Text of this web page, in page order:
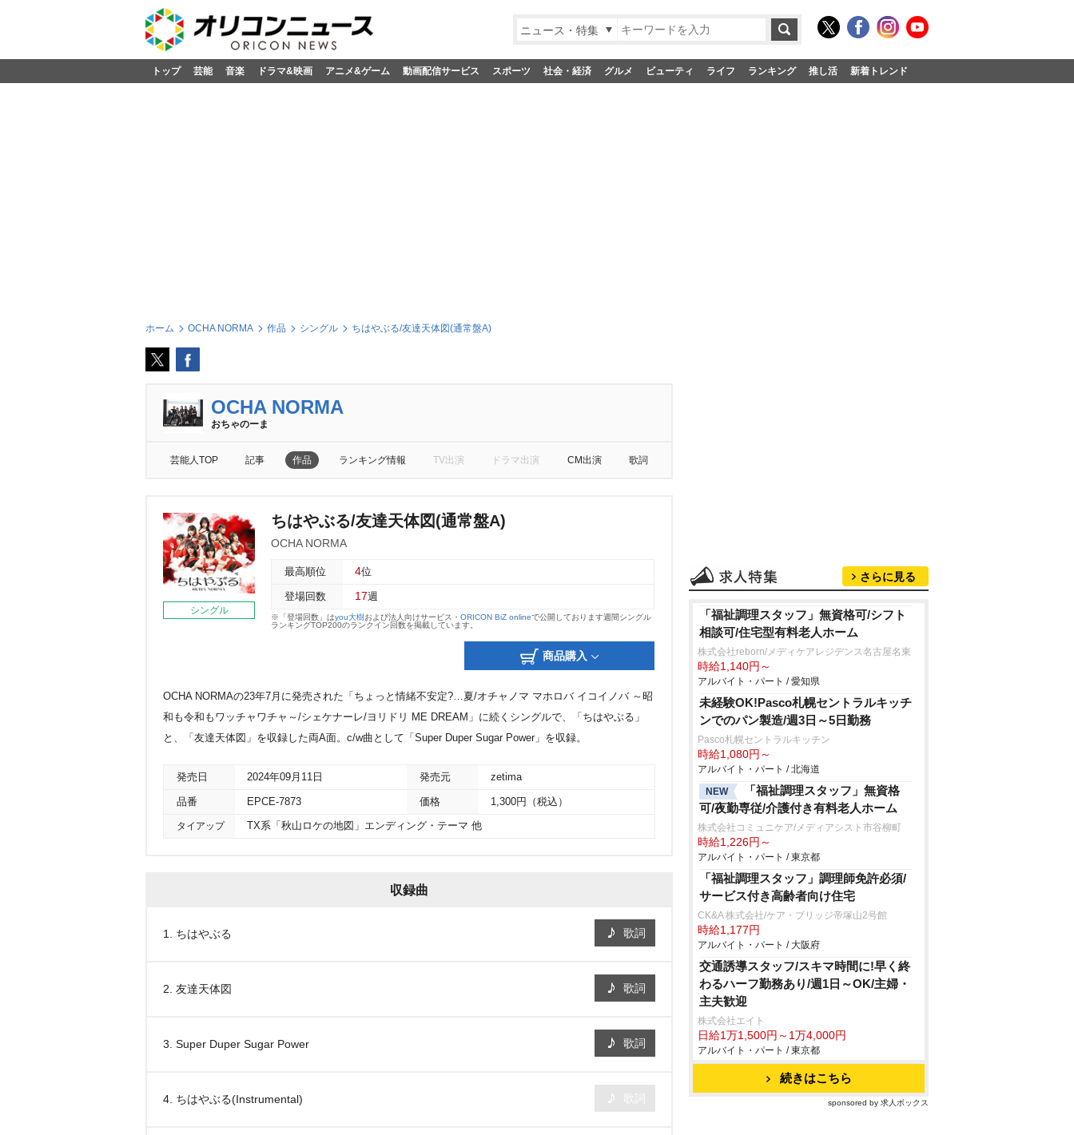
ニュース・特集
トップ 芸能 音楽 ドラマ&映画 アニメ&ゲーム 動画配信サービス スポーツ 社会・経済 グルメ ビューティ ライフ ランキング 推し活 新着トレンド
ホーム OCHA NORMA 作品 シングル ちはやぶる/友達天体図(通常盤A)
OCHA NORMA
おちゃのーま
芸能人TOP 記事 作品 ランキング情報 TV出演 ドラマ出演 CM出演 歌詞
シングル
ちはやぶる/友達天体図(通常盤A)
OCHA NORMA
最高順位 4位
登場回数 17週
※「登場回数」はyou大樹および法人向けサービス・ ORICON BiZ onlineで公開しております週間シングル
ランキングTOP200のランクイン回数を掲載しています。
商品購入
OCHA NORMAの23年7月に発売された「ちょっと情緒不安定?…夏/オチャノマ マホロバ イコイノバ ～昭
和も令和もワッチャワチャ～/シェケナーレ/ヨリドリ ME DREAM」に続くシングルで、「ちはやぶる」
と、「友達天体図」を収録した両A面。c/w曲として「Super Duper Sugar Power」を収録。
発売日 2024年09月11日 発売元 zetima
品番 EPCE-7873 価格 1,300円（税込）
タイアップ TX系「秋山ロケの地図」エンディング・テーマ 他
収録曲
1. ちはやぶる 歌詞
2. 友達天体図 歌詞
3. Super Duper Sugar Power 歌詞
4. ちはやぶる(Instrumental)
さらに見る
「福祉調理スタッフ」無資格可/シフト
相談可/住宅型有料老人ホーム
株式会社reborn/メディケアレジデンス名古屋名東
時給1,140円～
アルバイト・パート / 愛知県
未経験OK!Pasco札幌セントラルキッチ
ンでのパン製造/週3日～5日勤務
Pasco札幌セントラルキッチン
時給1,080円～
アルバイト・パート / 北海道
NEW
「福祉調理スタッフ」無資格
可/夜勤専従/介護付き有料老人ホーム
株式会社コミュニケア/メディアシスト市谷柳町
時給1,226円～
アルバイト・パート / 東京都
「福祉調理スタッフ」調理師免許必須/
サービス付き高齢者向け住宅
CK&A 株式会社/ケア・ブリッジ帝塚山2号館
時給1,177円
アルバイト・パート / 大阪府
交通誘導スタッフ/スキマ時間に!早く終
わるハーフ勤務あり/週1日～OK/主婦・
主夫歓迎
株式会社エイト
日給1万1,500円～1万4,000円
アルバイト・パート / 東京都
続きはこちら
sponsored by 求人ボックス